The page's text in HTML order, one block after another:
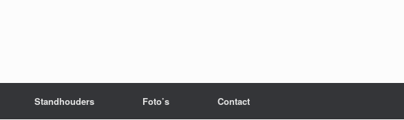
Standhouders Foto’s Contact